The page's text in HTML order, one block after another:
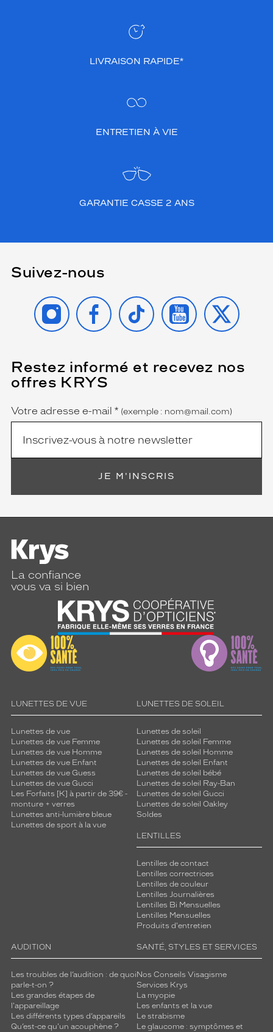
LIVRAISON RAPIDE*
ENTRETIEN À VIE
GARANTIE CASSE 2 ANS
Suivez-nous
INSTAGRAMFACEBOOK
TIKTOK YOUTUBE
X
Restez informé et recevez nos
offres KRYS
Name
Votre adresse e-mail *
(Ce
champ
est
obligatoire)
(exemple : nom@mail.com)
JE M'INSCRIS
La confiance
vous va si bien
LUNETTES DE VUE
Lunettes de vue
Lunettes de vue Femme
Lunettes de vue Homme
Lunettes de vue Enfant
Lunettes de vue Guess
Lunettes de vue Gucci
Les Forfaits [K] à partir de 39€ -
monture + verres
Lunettes anti-lumière bleue
Lunettes de sport à la vue
LUNETTES DE SOLEIL
Lunettes de soleil
Lunettes de soleil Femme
Lunettes de soleil Homme
Lunettes de soleil Enfant
Lunettes de soleil bébé
Lunettes de soleil Ray-Ban
Lunettes de soleil Gucci
Lunettes de soleil Oakley
Soldes
LENTILLES
Lentilles de contact
Lentilles correctrices
Lentilles de couleur
Lentilles Journalières
Lentilles Bi Mensuelles
Lentilles Mensuelles
Produits d'entretien
AUDITION
Les troubles de l’audition : de quoi
parle-t-on ?
Les grandes étapes de
l'appareillage
Les différents types d’appareils
Qu’est-ce qu'un acouphène ?
SANTÉ, STYLES ET SERVICES
Nos Conseils Visagisme
Services Krys
La myopie
Les enfants et la vue
Le strabisme
Le glaucome : symptômes et